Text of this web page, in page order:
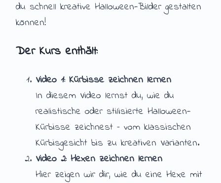
du schnell kreative Halloween-Bilder gestalten
können!
Der Kurs enthält:
Video 1: Kürbisse zeichnen lernen
In diesem Video lernst du, wie du
realistische oder stilisierte Halloween-
Kürbisse zeichnest – vom klassischen
Kürbisgesicht bis zu kreativen Varianten.
Video 2: Hexen zeichnen lernen
Hier zeigen wir dir, wie du eine Hexe mit